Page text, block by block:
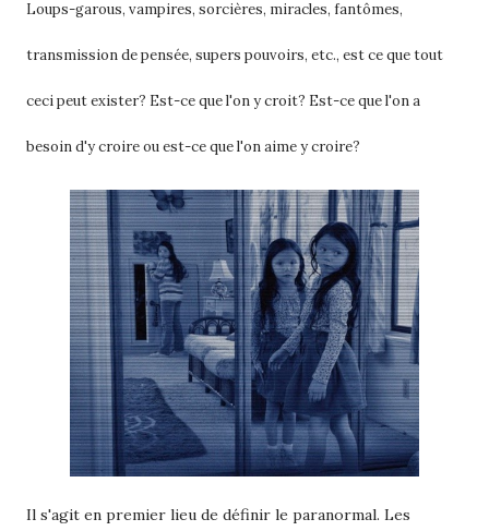
Loups-garous, vampires, sorcières, miracles, fantômes,
transmission de pensée, supers pouvoirs, etc., est ce que tout
ceci peut exister? Est-ce que l'on y croit? Est-ce que l'on a
besoin d'y croire ou est-ce que l'on aime y croire?
Il s'agit en premier lieu de définir le paranormal. Les